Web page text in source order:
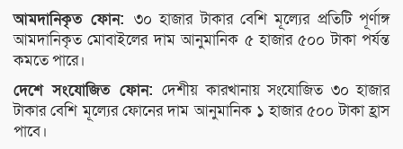
আমদানিকৃত ফোন: ৩০ হাজার টাকার বেশি মূল্যের প্রতিটি পূর্ণাঙ্গ
আমদানিকৃত মোবাইলের দাম আনুমানিক ৫ হাজার ৫০০ টাকা পর্যন্ত
কমতে পারে।
দেশে সংযোজিত ফোন:দেশীয় কারখানায় সংযোজিত ৩০ হাজার
টাকার বেশি মূল্যের ফোনের দাম আনুমানিক ১ হাজার ৫০০ টাকা হ্রাস
পাবে।